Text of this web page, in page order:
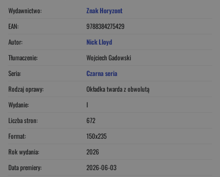
Wydawnictwo:
Znak Horyzont
EAN:
9788384275429
Autor:
Nick Lloyd
Tłumaczenie:
Wojciech Gadowski
Seria:
Czarna seria
Rodzaj oprawy:
Okładka twarda z obwolutą
Wydanie:
I
Liczba stron:
672
Format:
150x235
Rok wydania:
2026
Data premiery:
2026-06-03